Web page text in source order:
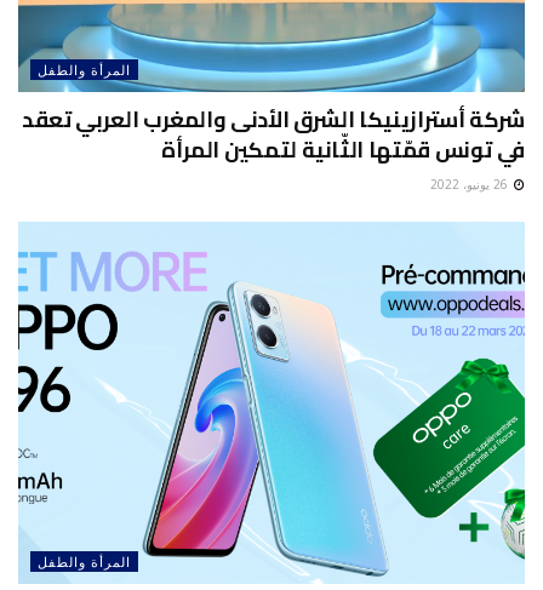
المرأة والطفل
شركة أسترازينيكا الشرق الأدنى والمغرب العربي تعقد
في تونس قمّتها الثّانية لتمكين المرأة
26 يونيو، 2022
المرأة والطفل